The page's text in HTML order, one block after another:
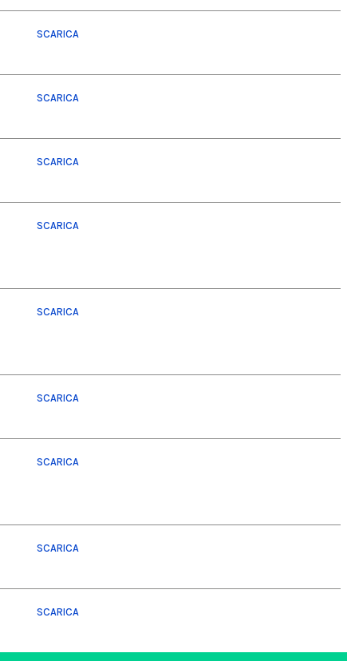
SCARICA
SCARICA
SCARICA
SCARICA
SCARICA
SCARICA
SCARICA
SCARICA
SCARICA